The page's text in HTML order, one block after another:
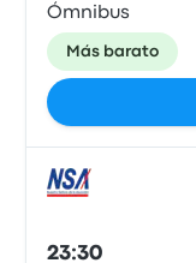
Ómnibus
Más barato
23:30